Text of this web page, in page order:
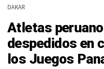
DAKAR
Atletas
despedidos en
los Juegos